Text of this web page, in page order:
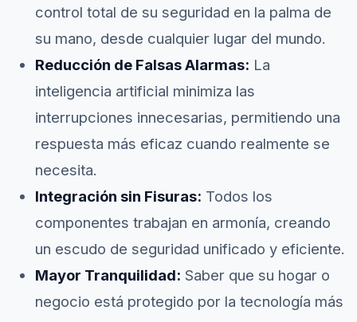
control total de su seguridad en la palma de
su mano, desde cualquier lugar del mundo.
Reducción de Falsas Alarmas: La
inteligencia artificial minimiza las
interrupciones innecesarias, permitiendo una
respuesta más eficaz cuando realmente se
necesita.
Integración sin Fisuras: Todos los
componentes trabajan en armonía, creando
un escudo de seguridad unificado y eficiente.
Mayor Tranquilidad: Saber que su hogar o
negocio está protegido por la tecnología más